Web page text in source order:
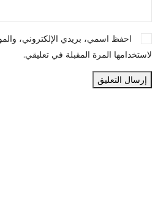
احفظ اسمي، بريدي الإلكتروني،
لاستخدامها المرة المقبلة في تعليقي.